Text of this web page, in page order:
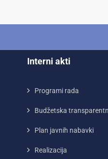
Interni akti
Programi rada
Budžetska
Plan javnih nabavki
Realizacija